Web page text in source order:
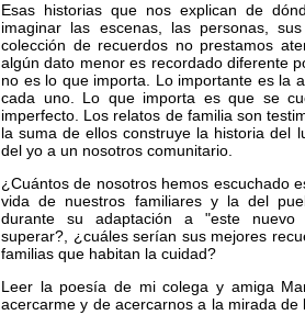
Esas historias que nos explican de
imaginar las escenas, las personas,
colección de recuerdos no prestamos
algún dato menor es recordado diferente
no es lo que importa. Lo importante es la
cada uno. Lo que importa es que se
imperfecto. Los relatos de familia son
la suma de ellos construye la historia del
del yo a un nosotros comunitario.
¿Cuántos de nosotros hemos escuchado
vida de nuestros familiares y la del
durante su adaptación a "este nuevo
superar?, ¿cuáles serían sus mejores
familias que habitan la cuidad?
Leer la poesía de mi colega y amiga
acercarme y de acercarnos a la mirada